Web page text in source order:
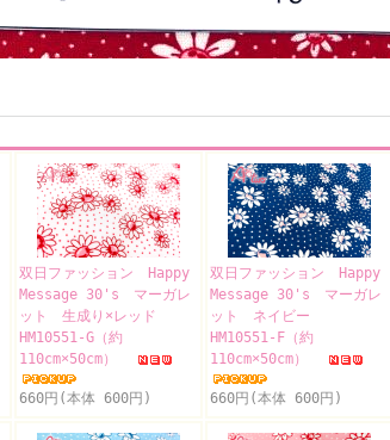
双日ファッション Happy
Message 30's マーガレ
ット 生成り×レッド
HM10551-G（約
110cm×50cm）
660円(本体 600円)
双日ファッション Happy
Message 30's マーガレ
ット ネイビー
HM10551-F（約
110cm×50cm）
660円(本体 600円)